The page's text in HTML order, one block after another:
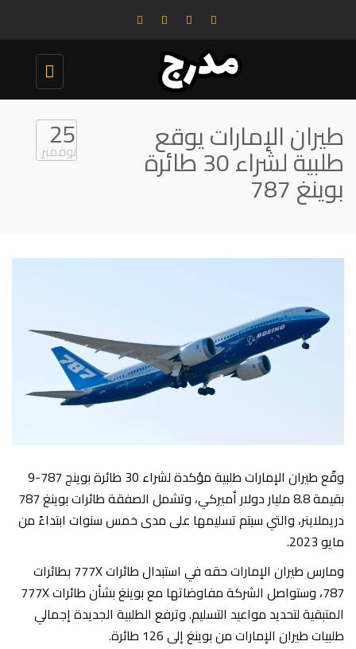
Toggle
navigation
طيران الإمارات يوقع
طلبية لشراء 30 طائرة
بوينغ 787
25
نوفمبر
وقّع طيران الإمارات طلبية مؤكدة لشراء 30 طائرة بوينج 787-9
بقيمة 8.8 مليار دولار أميركي، وتشمل الصفقة طائرات بوينغ 787
دريملاينر، والتي سيتم تسليمها على مدى خمس سنوات ابتداءً من
مايو 2023.
ومارس طيران الإمارات حقه في استبدال طائرات 777X بطائرات
787، وستواصل الشركة مفاوضاتها مع بوينغ بشأن طائرات 777X
المتبقية لتحديد مواعيد التسليم. وترفع الطلبية الجديدة إجمالي
طلبيات طيران الإمارات من بوينغ إلى 126 طائرة.